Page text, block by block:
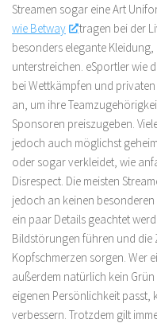
Streamen sogar eine Art
wie Betway
tragen bei der
besonders elegante
unterstreichen. eSportler wie
bei Wettkämpfen und
an, um ihre
Sponsoren preiszugeben.
jedoch auch möglichst
oder sogar verkleidet, wie
Disrespect. Die meisten
jedoch an keinen
ein paar Details geachtet
Bildstörungen führen und
Kopfschmerzen sorgen. Wer
außerdem natürlich kein
eigenen Persönlichkeit passt,
verbessern. Trotzdem gilt